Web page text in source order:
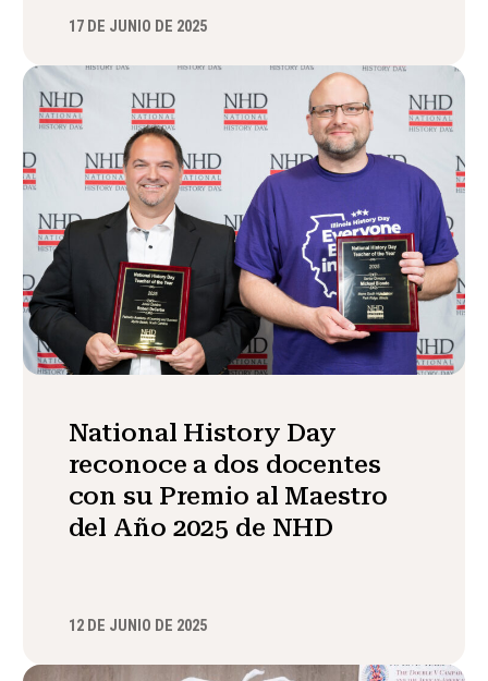
17 DE JUNIO DE 2025
National History Day
reconoce a dos docentes
con su Premio al Maestro
del Año 2025 de NHD
12 DE JUNIO DE 2025